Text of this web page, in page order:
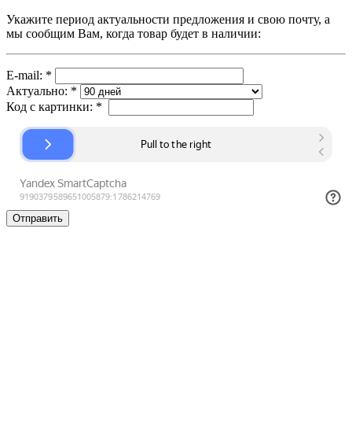
Укажите период актуальности предложения и свою почту, а
мы сообщим Вам, когда товар будет в наличии:
E-mail: *
Актуально: *
Код с картинки: *